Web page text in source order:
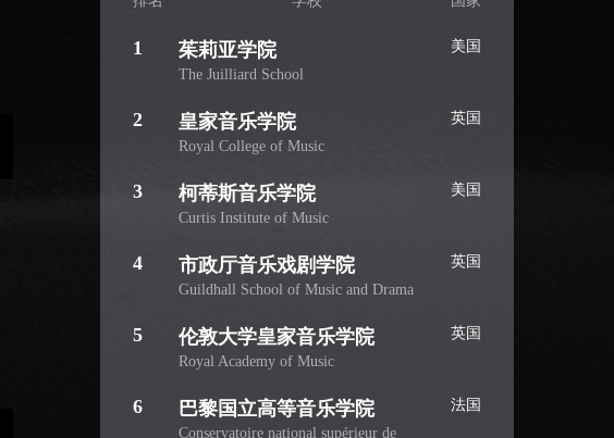
1 茱莉亚学院
The Juilliard School
美国
2 皇家音乐学院
Royal College of Music
英国
3 柯蒂斯音乐学院
Curtis Institute of Music
美国
4 市政厅音乐戏剧学院
Guildhall School of Music and Drama
英国
5 伦敦大学皇家音乐学院
Royal Academy of Music
英国
6 巴黎国立高等音乐学院
Conservatoire national supérieur de
法国